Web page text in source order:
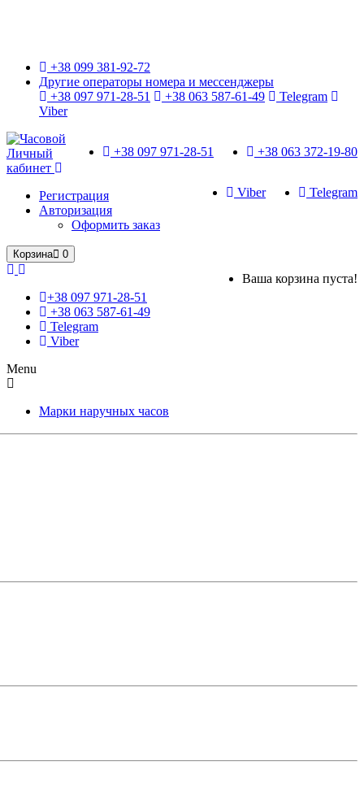
+38 099 381-92-72
Другие операторы номера и мессенджеры
+38 097 971-28-51
+38 063 587-61-49
Telegram
Viber
+38 063 372-19-80
+38 097 971-28-51
Telegram
Viber
Личный
кабинет
Регистрация
Авторизация
Оформить заказ
Корзина 0
Ваша корзина пуста!
+38 097 971-28-51
+38 063 587-61-49
Telegram
Viber
Menu
Марки наручных часов